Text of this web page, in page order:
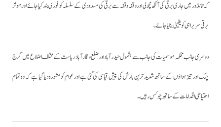
کہ تانڈور میں جاری برقی کی آنکھ مچولی اور وقفہ وقفہ سے برقی کی مسدودی کے سلسلہ کو فوری بندکیا جائے اور موثر
برقی سربراہی کو یقینی بنایا جائے۔
دوسری جانب محکمہ موسمیات کی جانب سے بشمول حیدرآباد اورضلع وقارآباد ریاست کے مختلف اضلاع میں گرج
چمک اور تیز ہواؤں کے ساتھ شدید ترین بارش کی پیش قیاسی کی گئی ہے اور عوام کو مشورہ دیا گیا ہے کہ وہ تمام
احتیاطی اقدامات کے ساتھ چوکس رہیں۔